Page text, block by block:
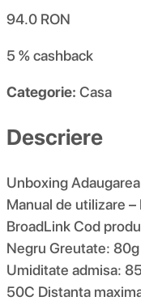
94.0 RON
5 %cashback
Categorie: Casa
Descriere
Unboxing
Manual de utilizare
BroadLink Cod
Negru Greutate:
Umiditate admisa:
50C Distanta